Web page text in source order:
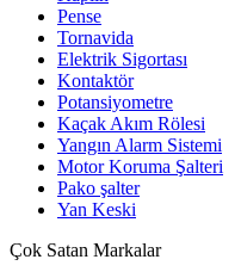
Pense
Tornavida
Elektrik Sigortası
Kontaktör
Potansiyometre
Kaçak Akım Rölesi
Yangın Alarm Sistemi
Motor Koruma Şalteri
Pako şalter
Yan Keski
Çok Satan Markalar